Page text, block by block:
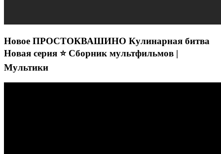
Новое ПРОСТОКВАШИНО Кулинарная битва
Новая серия ⭐ Сборник мультфильмов |
Мультики